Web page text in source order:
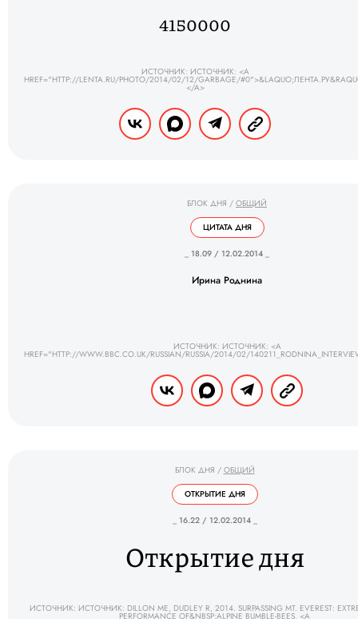
4150000
ИСТОЧНИК: ИСТОЧНИК: <A
HREF="HTTP://LENTA.RU/PHOTO/2014/02/12/GARBAGE/
</A>
БЛОК ДНЯ / ОБЩИЙ
ЦИТАТА ДНЯ
_ 18.09 / 12.02.2014 _
Ирина Роднина
ИСТОЧНИК: ИСТОЧНИК: <A
HREF="HTTP://WWW.BBC.CO.UK/RUSSIAN/RUSSIA/2014/02/
БЛОК ДНЯ / ОБЩИЙ
ОТКРЫТИЕ ДНЯ
_ 16.22 / 12.02.2014 _
Открытие дня
ИСТОЧНИК: ИСТОЧНИК: DILLON ME, DUDLEY R, 2014. SURPASSING MT. EVEREST:
PERFORMANCE OF&NBSP;ALPINE BUMBLE-BEES. <A